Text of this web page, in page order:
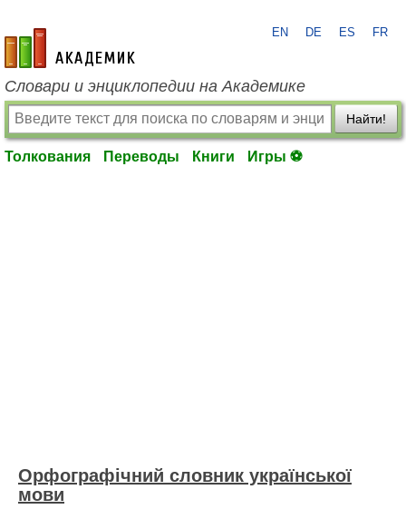
academic.ru
EN DE ES FR
Словари и энциклопедии на Академике
Найти!
Толкования Переводы Книги Игры ⚽
Орфографічний словник української
мови